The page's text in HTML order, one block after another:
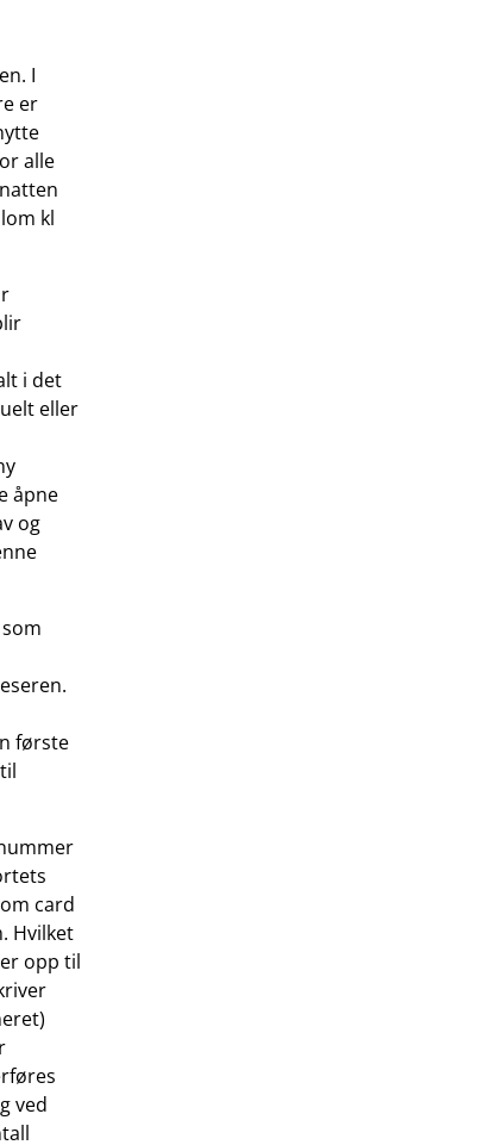
I
er
alle
kl
i det
eller
åpne
og
første
card
Hvilket
opp til
ved